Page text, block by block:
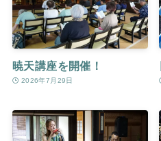
暁天講座を開催！
2026年7月29日